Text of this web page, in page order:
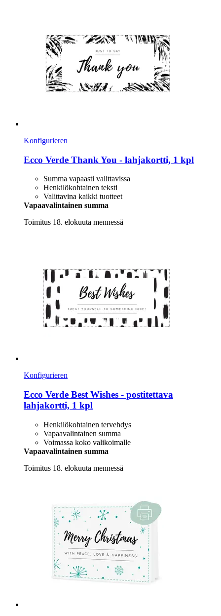
Konfigurieren
Ecco Verde Thank You -​ lahjakortti, 1 kpl
Summa vapaasti valittavissa
Henkilökohtainen teksti
Valittavina kaikki tuotteet
Vapaavalintainen summa
Toimitus 18. elokuuta mennessä
Konfigurieren
Ecco Verde Best Wishes -​ postitettava
lahjakortti, 1 kpl
Henkilökohtainen tervehdys
Vapaavalintainen summa
Voimassa koko valikoimalle
Vapaavalintainen summa
Toimitus 18. elokuuta mennessä